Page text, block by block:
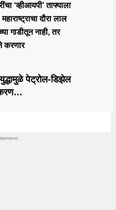
‘व्हीआयपी’ ताफ्याला
दौरा लाल
गाडीतून नाही, तर
करणार
पेट्रोल-डिझेल